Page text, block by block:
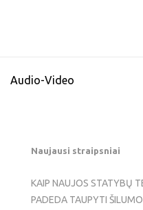
Audio-Video
Naujausi straipsniai
KAIP NAUJOS STATYBŲ
PADEDA TAUPYTI